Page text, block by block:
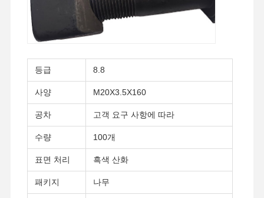
홈 제품
등급 8.8
사양 M20X3.5X160
공차 고객 요구 사항에 따라
수량 100개
표면 처리 흑색 산화
패키지 나무